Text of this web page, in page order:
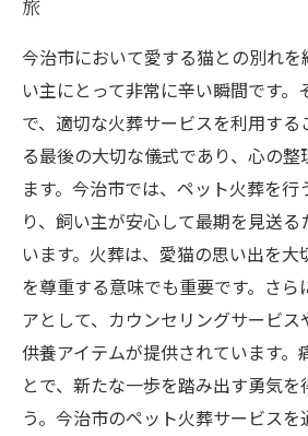
旅
今治市において愛する猫との別れ
い主にとって非常に辛い瞬間です。
で、適切な火葬サービスを利用す
る最後の大切な儀式であり、心の
ます。今治市では、ペット火葬を行
り、飼い主が安心して最期を見送る
います。火葬は、愛猫の思い出を大
を尊重する意味でも重要です。さ
アとして、カウンセリングサービス
供養アイテムが提供されています。
とで、新たな一歩を踏み出す勇気を
う。今治市のペット火葬サービス